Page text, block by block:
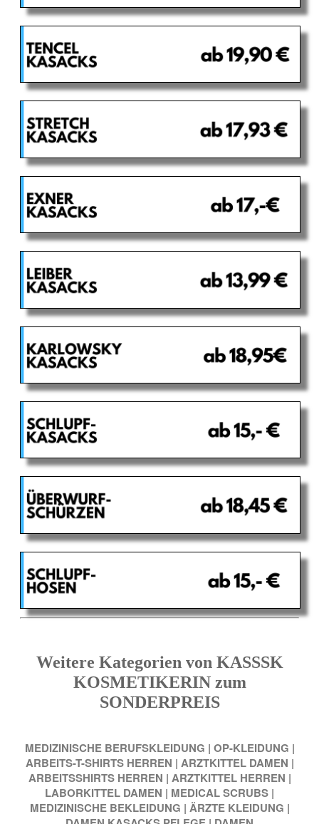
Weitere Kategorien von KASSSK
KOSMETIKERIN zum
SONDERPREIS
MEDIZINISCHE BERUFSKLEIDUNG | OP-KLEIDUNG |
ARBEITS-T-SHIRTS HERREN | ARZTKITTEL DAMEN |
ARBEITSSHIRTS HERREN | ARZTKITTEL HERREN |
LABORKITTEL DAMEN | MEDICAL SCRUBS |
MEDIZINISCHE BEKLEIDUNG | ÄRZTE KLEIDUNG |